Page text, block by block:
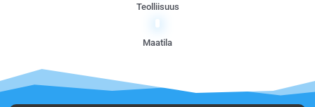
Teolliisuus
Maatila